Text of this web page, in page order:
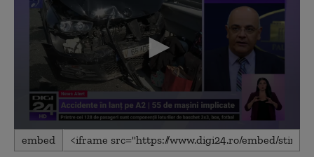
0
seconds
embed